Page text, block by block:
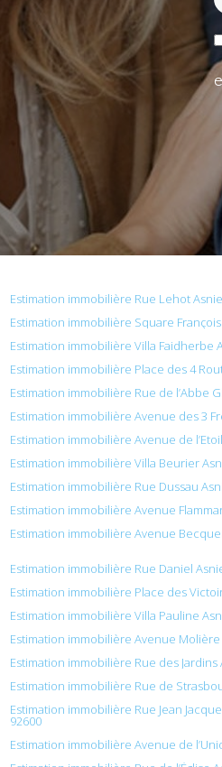
Estimation immobilière Rue Lehot
Estimation immobilière Square
Estimation immobilière Villa Faidherbe
Estimation immobilière Place des 4
Estimation immobilière Rue de l’Abbe
Estimation immobilière Avenue des 3
Estimation immobilière Avenue de
Estimation immobilière Villa Beurier
Estimation immobilière Rue Dussau
Estimation immobilière Avenue
Estimation immobilière Avenue
Estimation immobilière Rue Daniel
Estimation immobilière Place des
Estimation immobilière Villa Pauline
Estimation immobilière Avenue
Estimation immobilière Rue des
Estimation immobilière Rue de
Estimation immobilière Rue Jean
92600
Estimation immobilière Avenue de